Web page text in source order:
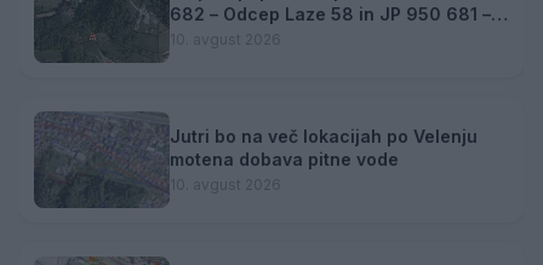
682 – Odcep Laze 58 in JP 950 681 –
Odcep Podkoželj
10. avgust 2026
Jutri bo na več lokacijah po Velenju
motena dobava pitne vode
10. avgust 2026